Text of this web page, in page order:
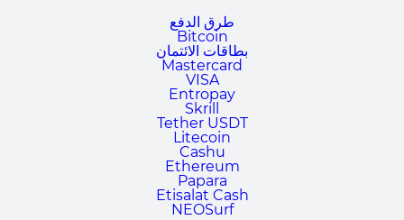
طرق الدفع
Bitcoin
بطاقات الائتمان
Mastercard
VISA
Entropay
Skrill
Tether USDT
Litecoin
Cashu
Ethereum
Papara
Etisalat Cash
NEOSurf